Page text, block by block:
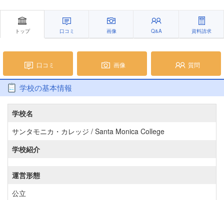
トップ 口コミ 画像 Q&A 資料請求
口コミ 画像 質問
学校の基本情報
学校名
サンタモニカ・カレッジ / Santa Monica College
学校紹介
運営形態
公立